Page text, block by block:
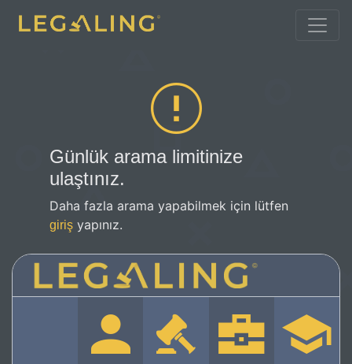
Günlük arama limitinize
ulaştınız.
Daha fazla arama yapabilmek için lütfen
giriş yapınız.